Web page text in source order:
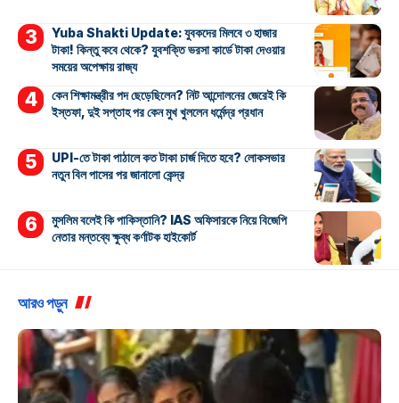
Yuba Shakti Update: যুবকদের মিলবে ৩ হাজার
টাকা! কিন্তু কবে থেকে? যুবশক্তি ভরসা কার্ডে টাকা দেওয়ার
সময়ের অপেক্ষায় রাজ্য
কেন শিক্ষামন্ত্রীর পদ ছেড়েছিলেন? নিট আন্দোলনের জেরেই কি
ইস্তফা, দুই সপ্তাহ পর কেন মুখ খুললেন ধর্মেন্দ্র প্রধান
UPI-তে টাকা পাঠালে কত টাকা চার্জ দিতে হবে? লোকসভার
নতুন বিল পাসের পর জানালো কেন্দ্র
মুসলিম বলেই কি পাকিস্তানি? IAS অফিসারকে নিয়ে বিজেপি
নেতার মন্তব্যে ক্ষুব্ধ কর্ণাটক হাইকোর্ট
আরও পড়ুন